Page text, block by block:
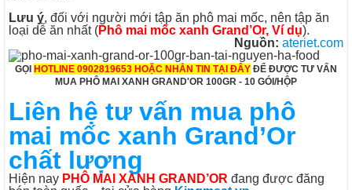
Lưu ý, đối với người mới tập ăn phô mai mốc, nên tập ăn
loại dễ ăn nhất (Phô mai mốc xanh Grand’Or, Ví dụ).
Nguồn: ateriet.com
GỌI HOTLINE 0902819653 HOẶC NHẮN TIN TẠI ĐÂY ĐỂ ĐƯỢC TƯ VẤN
MUA PHÔ MAI XANH GRAND'OR 100GR - 10 GÓI/HỘP
Liên hệ tư vấn mua phô
mai mốc xanh Grand’Or
chất lượng
Hiện nay PHÔ MAI XANH GRAND’OR đang được đăng